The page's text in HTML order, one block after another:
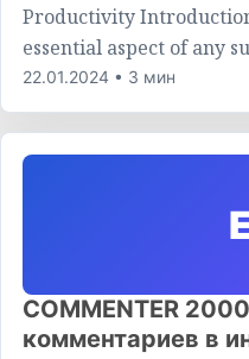
Productivity
essential aspect of any
22.01.2024 • 3 мин
COMMENTER
комментариев в